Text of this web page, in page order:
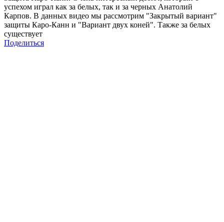
успехом играл как за белых, так и за черных Анатолий
Карпов. В данных видео мы рассмотрим "Закрытый вариант"
защиты Каро-Канн и "Вариант двух коней". Также за белых
существует
Поделиться